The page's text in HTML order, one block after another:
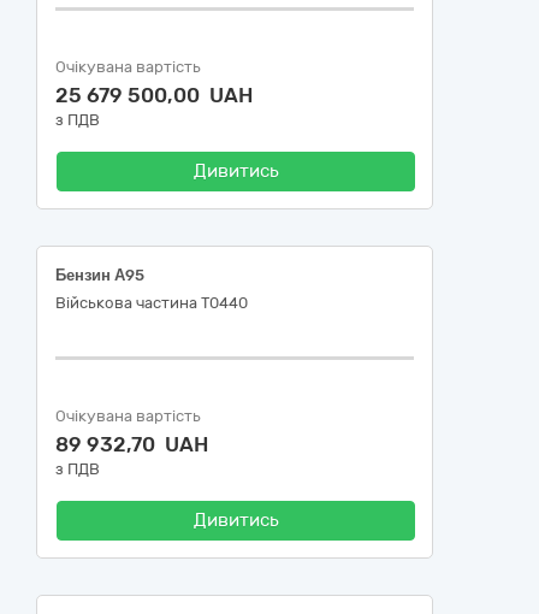
Очікувана вартість
25 679 500,00 UAH
з ПДВ
Дивитись
Бензин А95
Військова частина Т0440
Очікувана вартість
89 932,70 UAH
з ПДВ
Дивитись